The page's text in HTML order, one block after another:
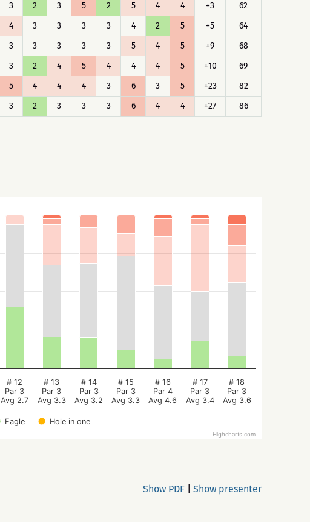
3 2 3 5 2 5 4 4 +3
62
4 3 3 3 3 4 2 5 +5
64
3 3 3 3 3 5 4 5 +9
68
3 2 4 5 4 4 4 5 +10
69
5 4 4 4 3 6 3 5 +23
82
3 2 3 3 3 6 4 4 +27 86
Eagle Hole in one
# 12
Par 3
Avg 2.7
# 13
Par 3
Avg 3.3
# 14
Par 3
Avg 3.2
# 15
Par 3
Avg 3.3
# 16
Par 4
Avg 4.6
# 17
Par 3
Avg 3.4
# 18
Par 3
Avg 3.6
Highcharts.com
Show presenter
Show PDF